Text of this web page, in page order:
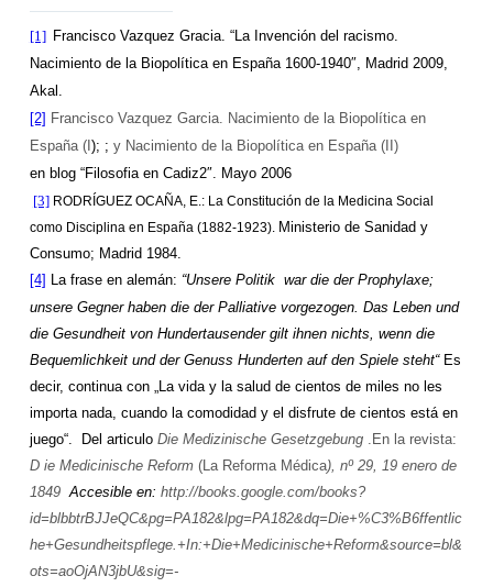
[1] Francisco Vazquez Gracia. “La Invencióndel racismo.
Nacimiento de la Biopolíticaen España 1600-1940″, Madrid 2009,
Akal.
[2] Francisco Vazquez Garcia. Nacimiento de la Biopolíticaen
España (I); ; y Nacimiento de la Biopolíticaen España (II)
en blog “Filosofia en Cadiz2″. Mayo 2006
[3] RODRÍGUEZ OCAÑA, E.: La Constitución de la Medicina Social
como Disciplina en España (1882-1923). Ministerio de Sanidad y
Consumo; Madrid 1984.
[4] La frase en alemán: “Unsere Politik war die der Prophylaxe;
unsere Gegner haben die der Palliative vorgezogen. Das Leben und
die Gesundheit von Hundertausender gilt ihnen nichts, wenn die
Bequemlichkeit und der Genuss Hunderten auf den Spiele steht“Es
decir, continua con „La vida y la salud de cientos de miles no les
importa nada, cuando la comodidad y el disfrute de cientos está en
juego“.
Del articulo Die Medizinische Gesetzgebung En la revista:
D ie Medicinische Reform (La Reforma Médica), nº 29, 19 enero de
1849Accesible en: http://books.google.com/books?
id=blbbtrBJJeQC&pg=PA182&lpg=PA182&dq=Die+%C3%B6ffentlic
he+Gesundheitspflege.+In:+Die+Medicinische+Reform&source=bl&
ots=aoOjAN3jbU&sig=-